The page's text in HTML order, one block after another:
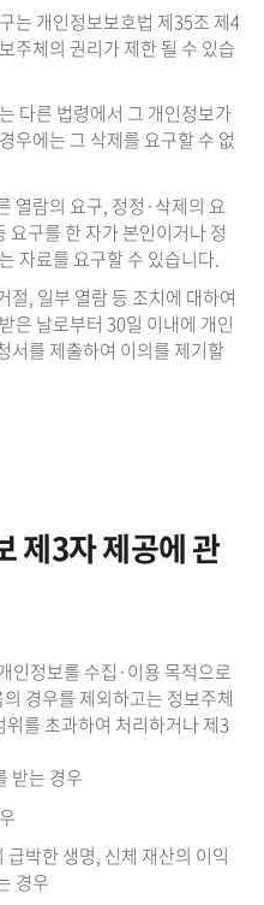
는 개인정보보호법 제35조 제4
주체의 권리가 제한 될 수 있습
다른 법령에서 그 개인정보가
우에는 그 삭제를 요구할 수 없
열람의 요구, 정정·삭제의 요
요구를 한 자가 본인이거나 정
자료를 요구할 수 있습니다.
절, 일부 열람 등 조치에 대하여
은 날로부터 30일 이내에 개인
서를 제출하여 이의를 제기할
제3자 제공에 관
인정보를 수집·이용 목적으로
경우를 제외하고는 정보주체
를 초과하여 처리하거나 제3
받는 경우
박한 생명, 신체 재산의 이익
경우